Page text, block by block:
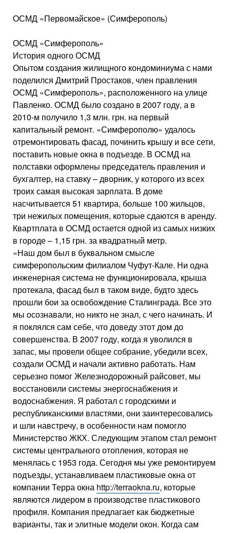
ОСМД «Первомайское» (Симферополь)
ОСМД «Симферополь»
История одного ОСМД
Опытом создания жилищного кондоминиума с нами
поделился Дмитрий Простаков, член правления
ОСМД «Симферополь», расположенного на улице
Павленко. ОСМД было создано в 2007 году, а в
2010-м получило 1,3 млн. грн. на первый
капитальный ремонт. «Симферополю» удалось
отремонтировать фасад, починить крышу и все сети,
поставить новые окна в подъезде. В ОСМД на
полставки оформлены председатель правления и
бухгалтер, на ставку – дворник, у которого из всех
троих самая высокая зарплата. В доме
насчитывается 51 квартира, больше 100 жильцов,
три нежилых помещения, которые сдаются в аренду.
Квартплата в ОСМД остается одной из самых низких
в городе – 1,15 грн. за квадратный метр.
«Наш дом был в буквальном смысле
симферопольским филиалом Чуфут-Кале. Ни одна
инженерная система не функционировала, крыша
протекала, фасад был в таком виде, будто здесь
прошли бои за освобождение Сталинграда. Все это
мы осознавали, но никто не знал, с чего начинать. И
я поклялся сам себе, что доведу этот дом до
совершенства. В 2007 году, когда я уволился в
запас, мы провели общее собрание, убедили всех,
создали ОСМД и начали активно работать. Нам
серьезно помог Железнодорожный райсовет, мы
восстановили системы энергоснабжения и
водоснабжения. Я работал с городскими и
республиканскими властями, они заинтересовались
и шли навстречу, в особенности нам помогло
Министерство ЖКХ. Следующим этапом стал ремонт
системы центрального отопления, которая не
менялась с 1953 года. Сегодня мы уже ремонтируем
подъезды, устанавливаем пластиковые окна от
компании Терра окна http://terraokna.ru, которые
являются лидером в производстве пластикового
профиля. Компания предлагает как бюджетные
варианты, так и элитные модели окон. Когда сам